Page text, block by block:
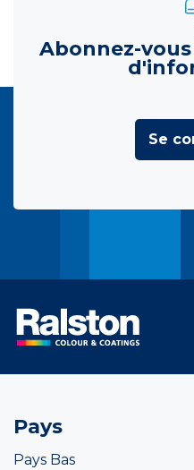
Abonnez-
Se
Pays
Pays Bas